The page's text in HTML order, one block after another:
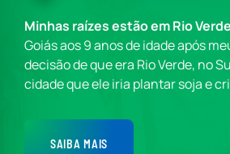
Minhas raízes estão em Rio
Goiás aos 9 anos de idade após
decisão de que era Rio Verde, no
cidade que ele iria plantar soja e
SAIBA MAIS